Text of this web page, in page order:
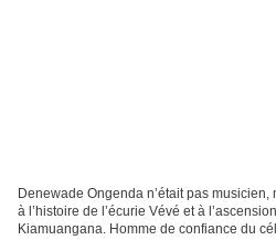
Denewade Ongenda n’était pas
à l’histoire de l’écurie Vévé et à
Kiamuangana. Homme de confiance du